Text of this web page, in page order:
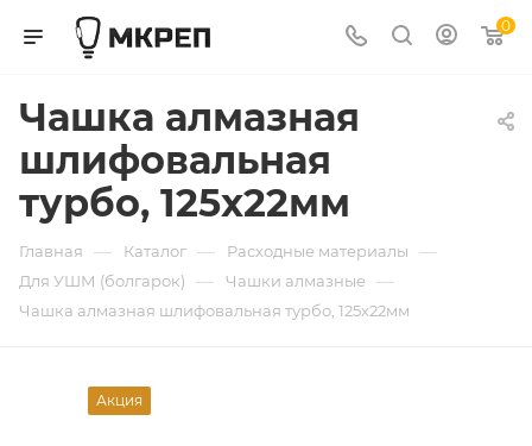
0
Чашка алмазная
шлифовальная
турбо, 125x22мм
Главная — Каталог — Расходные материалы —
Для УШМ (болгарок) — Чашки алмазные —
Чашка алмазная шлифовальная турбо, 125x22мм
Акция